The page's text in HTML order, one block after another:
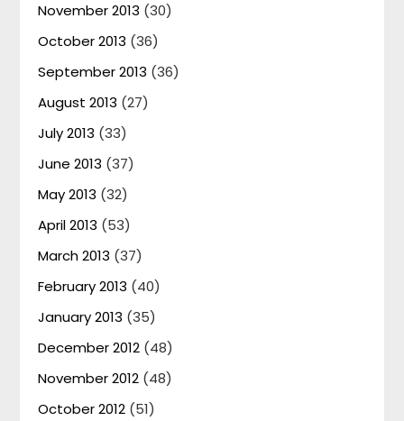
November 2013 (30)
October 2013 (36)
September 2013 (36)
August 2013 (27)
July 2013 (33)
June 2013 (37)
May 2013 (32)
April 2013 (53)
March 2013 (37)
February 2013 (40)
January 2013 (35)
December 2012 (48)
November 2012 (48)
October 2012 (51)